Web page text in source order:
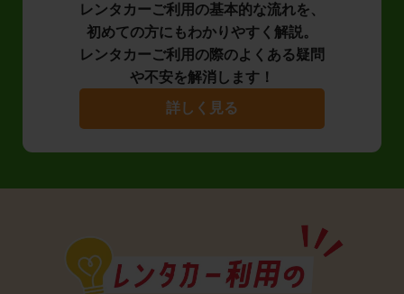
レンタカーご利用の基本的な流れを、
初めての方にもわかりやすく解説。
レンタカーご利用の際のよくある疑問
や不安を解消します！
詳しく見る